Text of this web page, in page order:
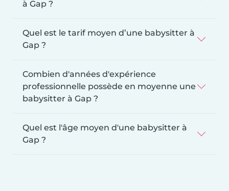
à Gap ?
Quel est le tarif moyen d’une babysitter à
Gap ?
Combien d'années d'expérience
professionnelle possède en moyenne une
babysitter à Gap ?
Quel est l'âge moyen d'une babysitter à
Gap ?